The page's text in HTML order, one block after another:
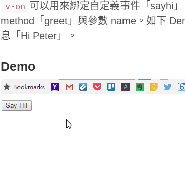
v-on 可以用來綁定自定義事件「sayhi
method「greet」與參數 name。如下
息「Hi Peter」。
Demo